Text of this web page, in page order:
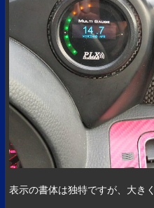
表示の書体は独特ですが、大き